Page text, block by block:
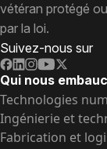
vétéran protégé
par la loi.
Suivez-nous sur
Qui nous
Technologies
Ingénierie et
Fabrication et